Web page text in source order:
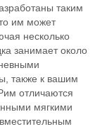
таким
им может
несколько
занимает около
также к вашим
отличаются
мягкими